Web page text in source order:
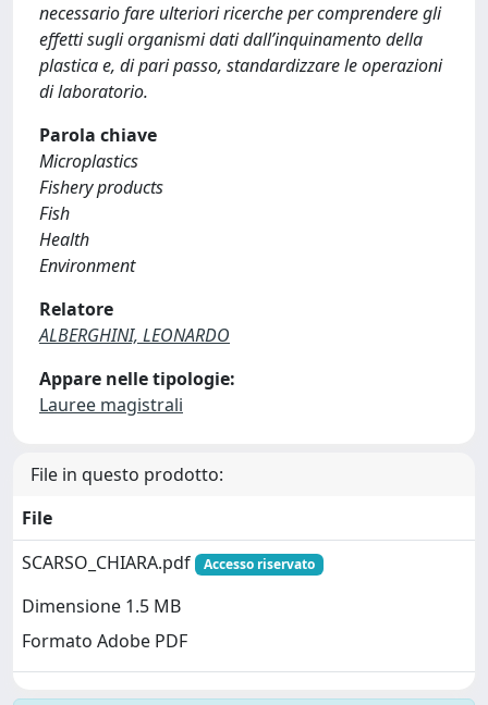
necessario fare ulteriori ricerche per comprendere gli
effetti sugli organismi dati dall’inquinamento della
plastica e, di pari passo, standardizzare le operazioni
di laboratorio.
Parola chiave
Microplastics
Fishery products
Fish
Health
Environment
Relatore
ALBERGHINI, LEONARDO
Appare nelle tipologie:
Lauree magistrali
File in questo prodotto:
File
SCARSO_CHIARA.pdf
Accesso riservato
Dimensione 1.5 MB
Formato Adobe PDF